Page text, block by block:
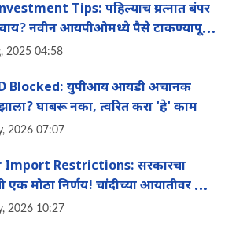
Tips: पहिल्याच प्रयत्नात बंपर
नवीन आयपीओमध्ये पैसे टाकण्यापूर्वी
नक्की तपासा
2025 04:58
Blocked: युपीआय आयडी अचानक
घाबरू नका, त्वरित करा 'हे' काम
2026 07:07
Import Restrictions: सरकारचा
मोठा निर्णय! चांदीच्या आयातीवर आता
2026 10:27